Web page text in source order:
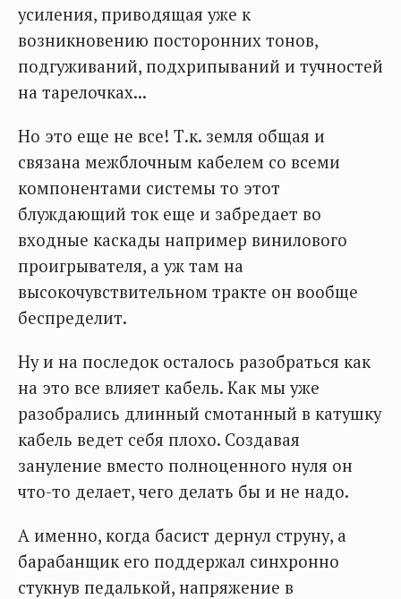
усиления, приводящая уже к
возникновению посторонних тонов,
подгуживаний, подхрипываний и тучностей
на тарелочках...
Но это еще не все! Т.к. земля общая и
связана межблочным кабелем со всеми
компонентами системы то этот
блуждающий ток еще и забредает во
входные каскады например винилового
проигрывателя, а уж там на
высокочувствительном тракте он вообще
беспределит.
Ну и на последок осталось разобраться как
на это все влияет кабель. Как мы уже
разобрались длинный смотанный в катушку
кабель ведет себя плохо. Создавая
зануление вместо полноценного нуля он
что-то делает, чего делать бы и не надо.
А именно, когда басист дернул струну, а
барабанщик его поддержал синхронно
стукнув педалькой, напряжение в